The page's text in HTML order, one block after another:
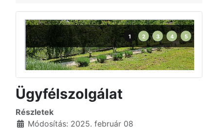
1 2 3 4 5
Ügyfélszolgálat
Részletek
Módosítás: 2025. február 08